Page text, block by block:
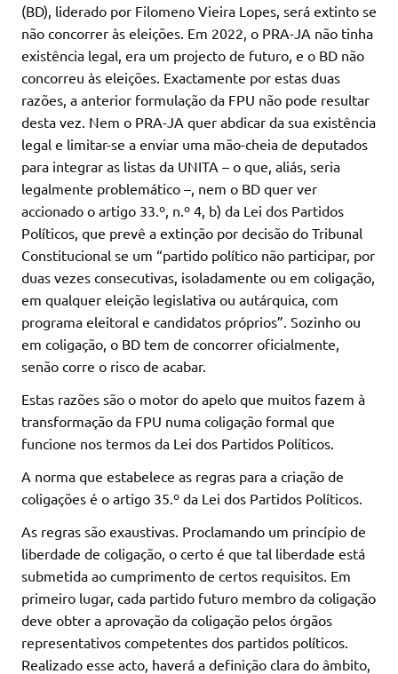
(BD), liderado por Filomeno Vieira Lopes, será extinto se
não concorrer às eleições. Em 2022, o PRA-JA não tinha
existência legal, era um projecto de futuro, e o BD não
concorreu às eleições. Exactamente por estas duas
razões, a anterior formulação da FPU não pode resultar
desta vez. Nem o PRA-JA quer abdicar da sua existência
legal e limitar-se a enviar uma mão-cheia de deputados
para integrar as listas da UNITA – o que, aliás, seria
legalmente problemático –, nem o BD quer ver
accionado o artigo 33.º, n.º 4, b) da Lei dos Partidos
Políticos, que prevê a extinção por decisão do Tribunal
Constitucional se um “partido político não participar, por
duas vezes consecutivas, isoladamente ou em coligação,
em qualquer eleição legislativa ou autárquica, com
programa eleitoral e candidatos próprios”. Sozinho ou
em coligação, o BD tem de concorrer oficialmente,
senão corre o risco de acabar.
Estas razões são o motor do apelo que muitos fazem à
transformação da FPU numa coligação formal que
funcione nos termos da Lei dos Partidos Políticos.
A norma que estabelece as regras para a criação de
coligações é o artigo 35.º da Lei dos Partidos Políticos.
As regras são exaustivas. Proclamando um princípio de
liberdade de coligação, o certo é que tal liberdade está
submetida ao cumprimento de certos requisitos. Em
primeiro lugar, cada partido futuro membro da coligação
deve obter a aprovação da coligação pelos órgãos
representativos competentes dos partidos políticos.
Realizado esse acto, haverá a definição clara do âmbito,